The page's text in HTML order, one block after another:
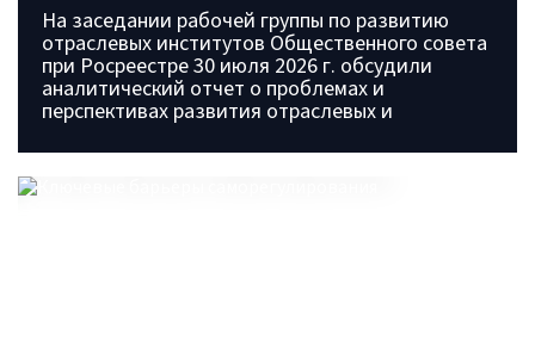
На заседании рабочей группы по развитию
отраслевых институтов Общественного совета
при Росреестре 30 июля 2026 г. обсудили
аналитический отчет о проблемах и
перспективах развития отраслевых и